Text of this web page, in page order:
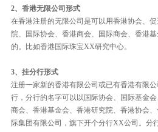
2、香港无限公司形式
在香港注册的无限公司是可以用香港协会、
院、国际协会、香港商会、国际商会、香港
的。比如香港国际珠宝XX研究中心。
3、挂分行形式
注册一家新的香港有限公司或已有香港有限
行，分行的名字可以以国际协会、国际基金
商会、香港基金会、香港研究院、香港协会
际集团有限公司，旗下开个分行XX公司。分